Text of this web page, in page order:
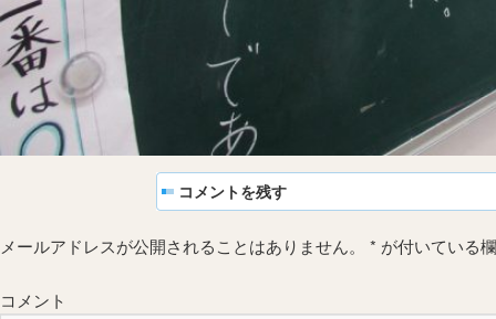
コメントを残す
メールアドレスが公開されることはありません。 * が付いている
コメント